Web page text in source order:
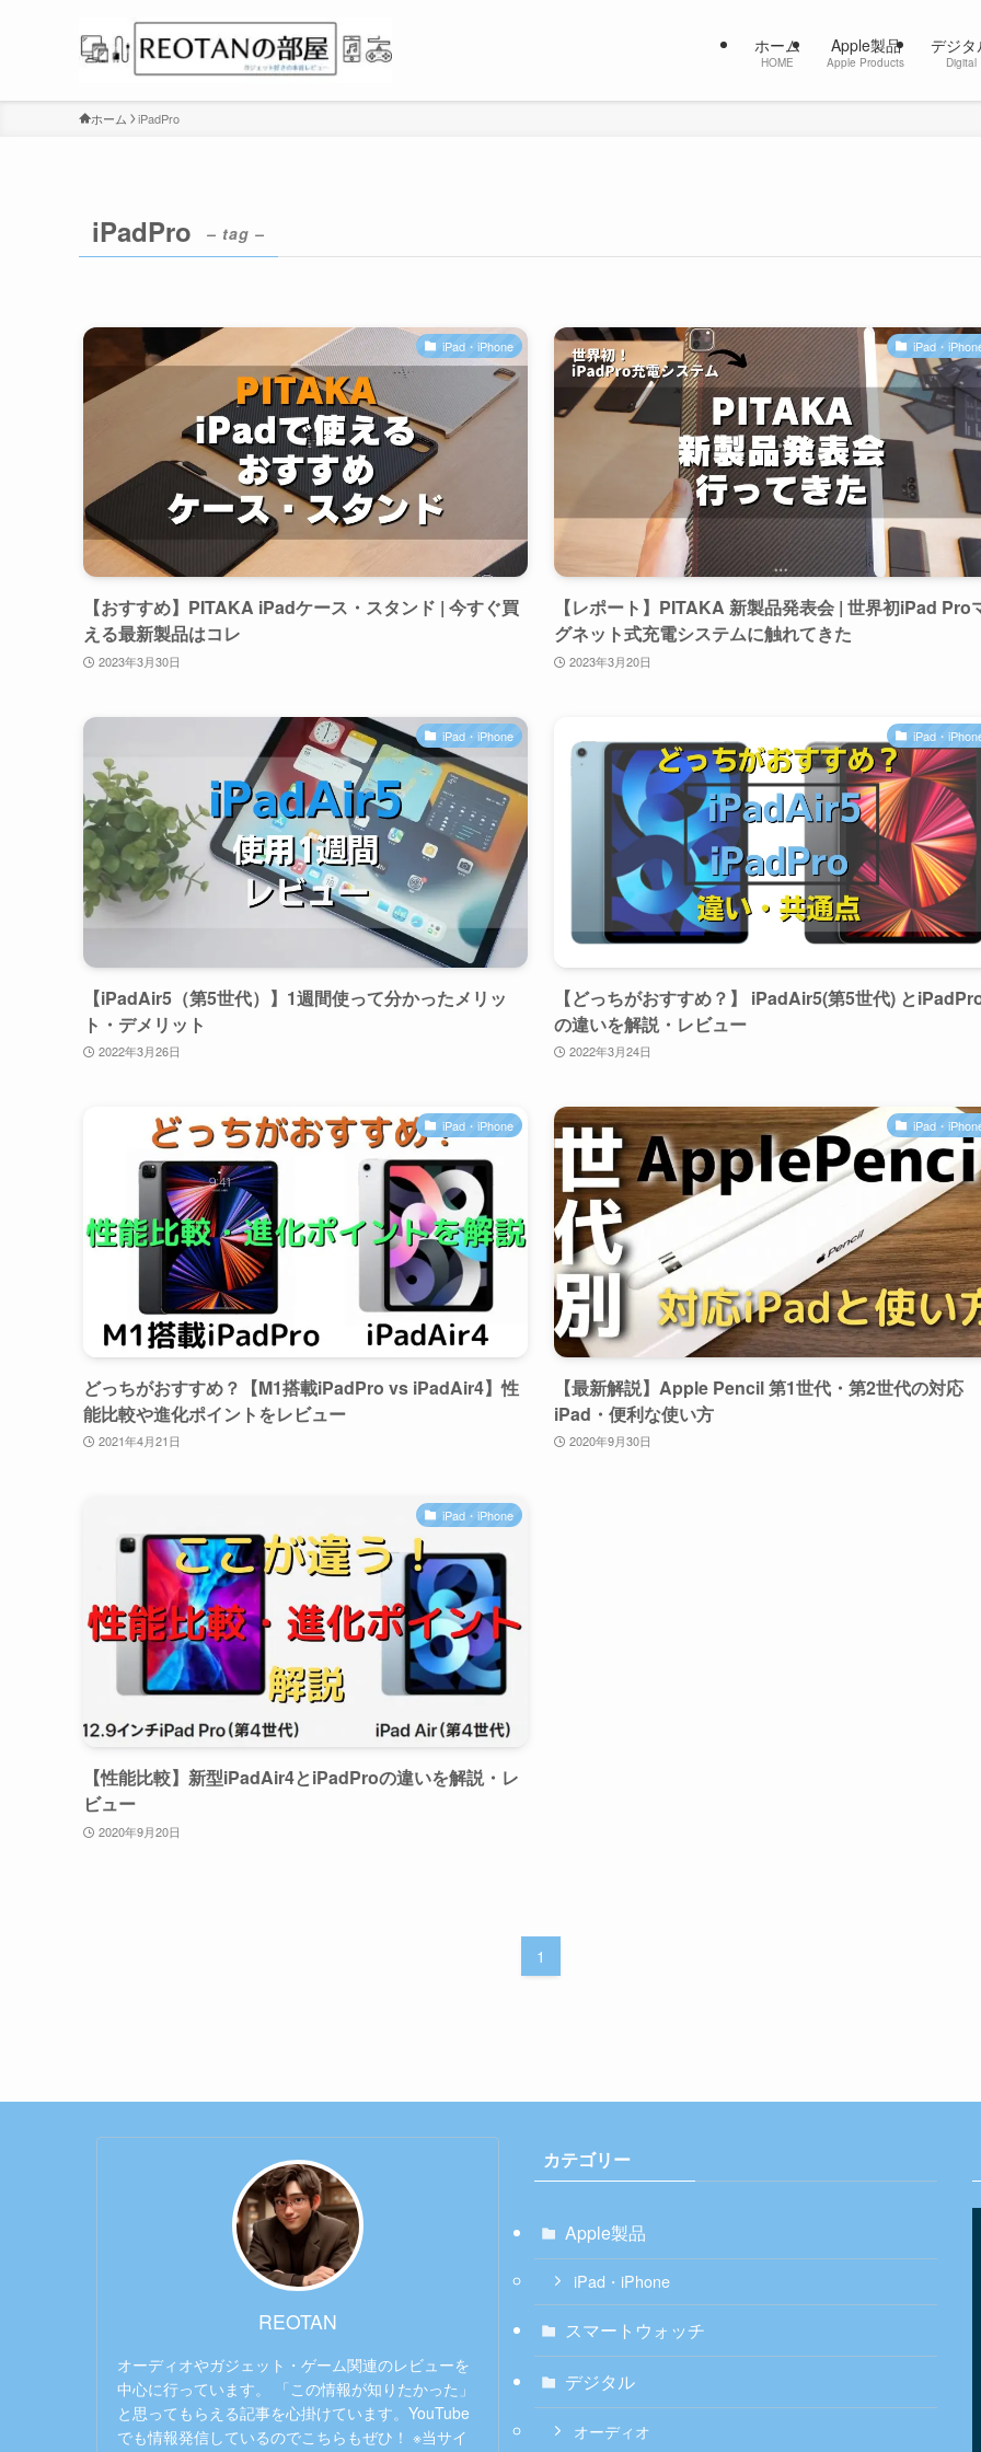
ホーム
HOME
Apple製品
Apple Products
デジタ
Digital
ホーム iPadPro
iPadPro – tag –
iPad・iPhone
【おすすめ】PITAKA iPadケース・スタンド | 今すぐ買
える最新製品はコレ
2023年3月30日
iPad・
【レポート】PITAKA 新製品発表会 | 世界初iPad Pro
グネット式充電システムに触れてきた
2023年3月20日
iPad・iPhone
【iPadAir5（第5世代）】1週間使って分かったメリッ
ト・デメリット
2022年3月26日
iPad・
【どっちがおすすめ？】 iPadAir5(第5世代) と
の違いを解説・レビュー
2022年3月24日
iPad・iPhone
どっちがおすすめ？【M1搭載iPadPro vs iPadAir4】性
能比較や進化ポイントをレビュー
2021年4月21日
iPad・
【最新解説】Apple Pencil 第1世代・第2世代の対応
iPad・便利な使い方
2020年9月30日
iPad・iPhone
【性能比較】新型iPadAir4とiPadProの違いを解説・レ
ビュー
2020年9月20日
1
REOTAN
オーディオやガジェット・ゲーム関連のレビューを
中心に行っています。 「この情報が知りたかった」
と思ってもらえる記事を心掛けています。YouTube
でも情報発信しているのでこちらもぜひ！ ※当サイ
カテゴリー
Apple製品
iPad・iPhone
スマートウォッチ
デジタル
オーディオ